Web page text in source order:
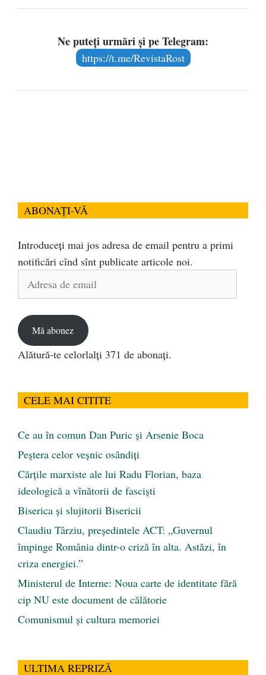
Ne puteți urmări și pe Telegram:
https://t.me/RevistaRost
ABONAȚI-VĂ
Introduceți mai jos adresa de email pentru a primi
notificări cînd sînt publicate articole noi.
Adresa
Mă abonez
Alătură-te celorlalți 371 de abonați.
CELE MAI CITITE
Ce au în comun Dan Puric şi Arsenie Boca
Peştera celor veşnic osândiţi
Cărţile marxiste ale lui Radu Florian, baza
ideologică a vînătorii de fascişti
Biserica și slujitorii Bisericii
Claudiu Târziu, președintele ACT: „Guvernul
împinge România dintr-o criză în alta. Astăzi, în
criza energiei.”
Ministerul de Interne: Noua carte de identitate fără
cip NU este document de călătorie
Comunismul şi cultura memoriei
ULTIMA REPRIZĂ